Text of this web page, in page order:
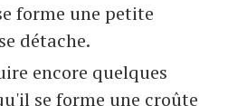
forme une petite
détache.
encore quelques
se forme une croûte